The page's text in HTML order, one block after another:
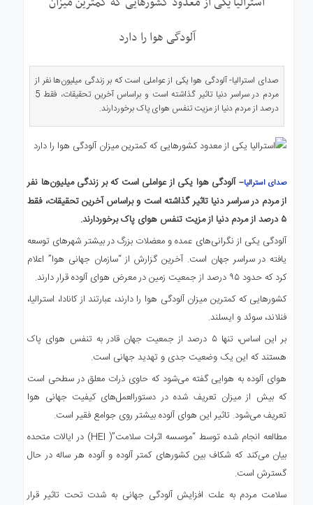
ارتباط
آلودگی هوا را دارد
صدای استرالیا- آلودگی هوا یکی از عواملی است که بر زندگی میلیون‌ها نفر از
مردم در سراسر دنیا تاثیر گذاشته است و براساس آخرین تحقیقات، فقط 5
درصد از مردم دنیا از مزیت تنفس هوای پاک برخوردارند.
صدای استرالیا– آلودگی هوا یکی از عواملی است که بر زندگی میلیون‌ها نفر
از مردم در سراسر دنیا تاثیر گذاشته است و براساس آخرین تحقیقات، فقط
۵ درصد از مردم دنیا از مزیت تنفس هوای پاک برخوردارند.
آلودگی یکی از نگرانی‌های عمده و معضلات بزرگ در بیشتر شهرهای توسعه
یافته در سراسر جهان است. آخرین گزارش از “سازمان جهانی هوا” اعلام
کرد که حدود ۹۵ درصد از جمعیت زمین در معرض هوای آلوده قرار دارند.
کشورهایی که کمترین میزان آلودگی هوا را دارند، عبارتند از کانادا، استرالیا،
فنلاند، سوئد و ایسلند.
بر این اساس، تنها ۵ درصد از جمعیت جهان قادر به تنفس هوای پاک
هستند که این یک وضعیت جدی و تهدید جهانی است.
هوای آلوده به هوایی گفته می‌شود که حاوی ذرات معلق در سطحی است
که بیش از میزان تعریف شده در دستورالعمل‌های کیفیت جهانی هوا
تعریف می‌شود. تاثیر این هوای آلوده بیشتر روی جوامع فقیر است.
مطالعه انجام شده توسط “موسسه اثرات سلامت”( HEI) در ایالات متحده
بیان می‌کند که شکاف بین کشورهای کمتر آلوده و آلوده هر ساله در حال
گسترش است.
سلامت مردم به علت افزایش آلودگی جهانی به شدت تحت تاثیر قرار